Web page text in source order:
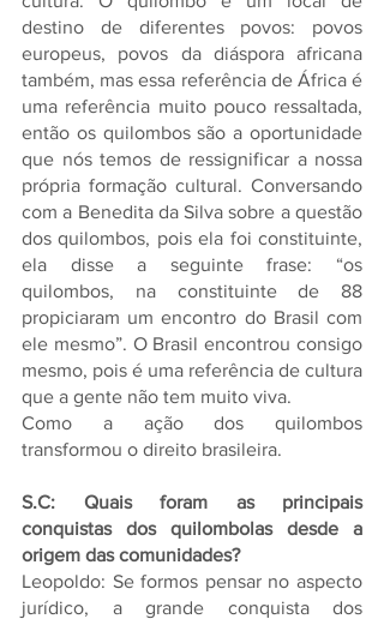
destino de diferentes povos: povos
europeus, povos da diáspora africana
também, mas essa referência de África é
uma referência muito pouco ressaltada,
então os quilombos são a oportunidade
que nós temos de ressignificar a nossa
própria formação cultural. Conversando
com a Benedita da Silva sobre a questão
dos quilombos, pois ela foi constituinte,
ela disse a seguinte frase: “os
quilombos, na constituinte de 88
propiciaram um encontro do Brasil com
ele mesmo”. O Brasil encontrou consigo
mesmo, pois é uma referência de cultura
que a gente não tem muito viva.
Como a ação dos quilombos
transformou o direito brasileira.
S.C: Quais foram as principais
conquistas dos quilombolas desde a
origem das comunidades?
Leopoldo: Se formos pensar no aspecto
jurídico, a grande conquista dos